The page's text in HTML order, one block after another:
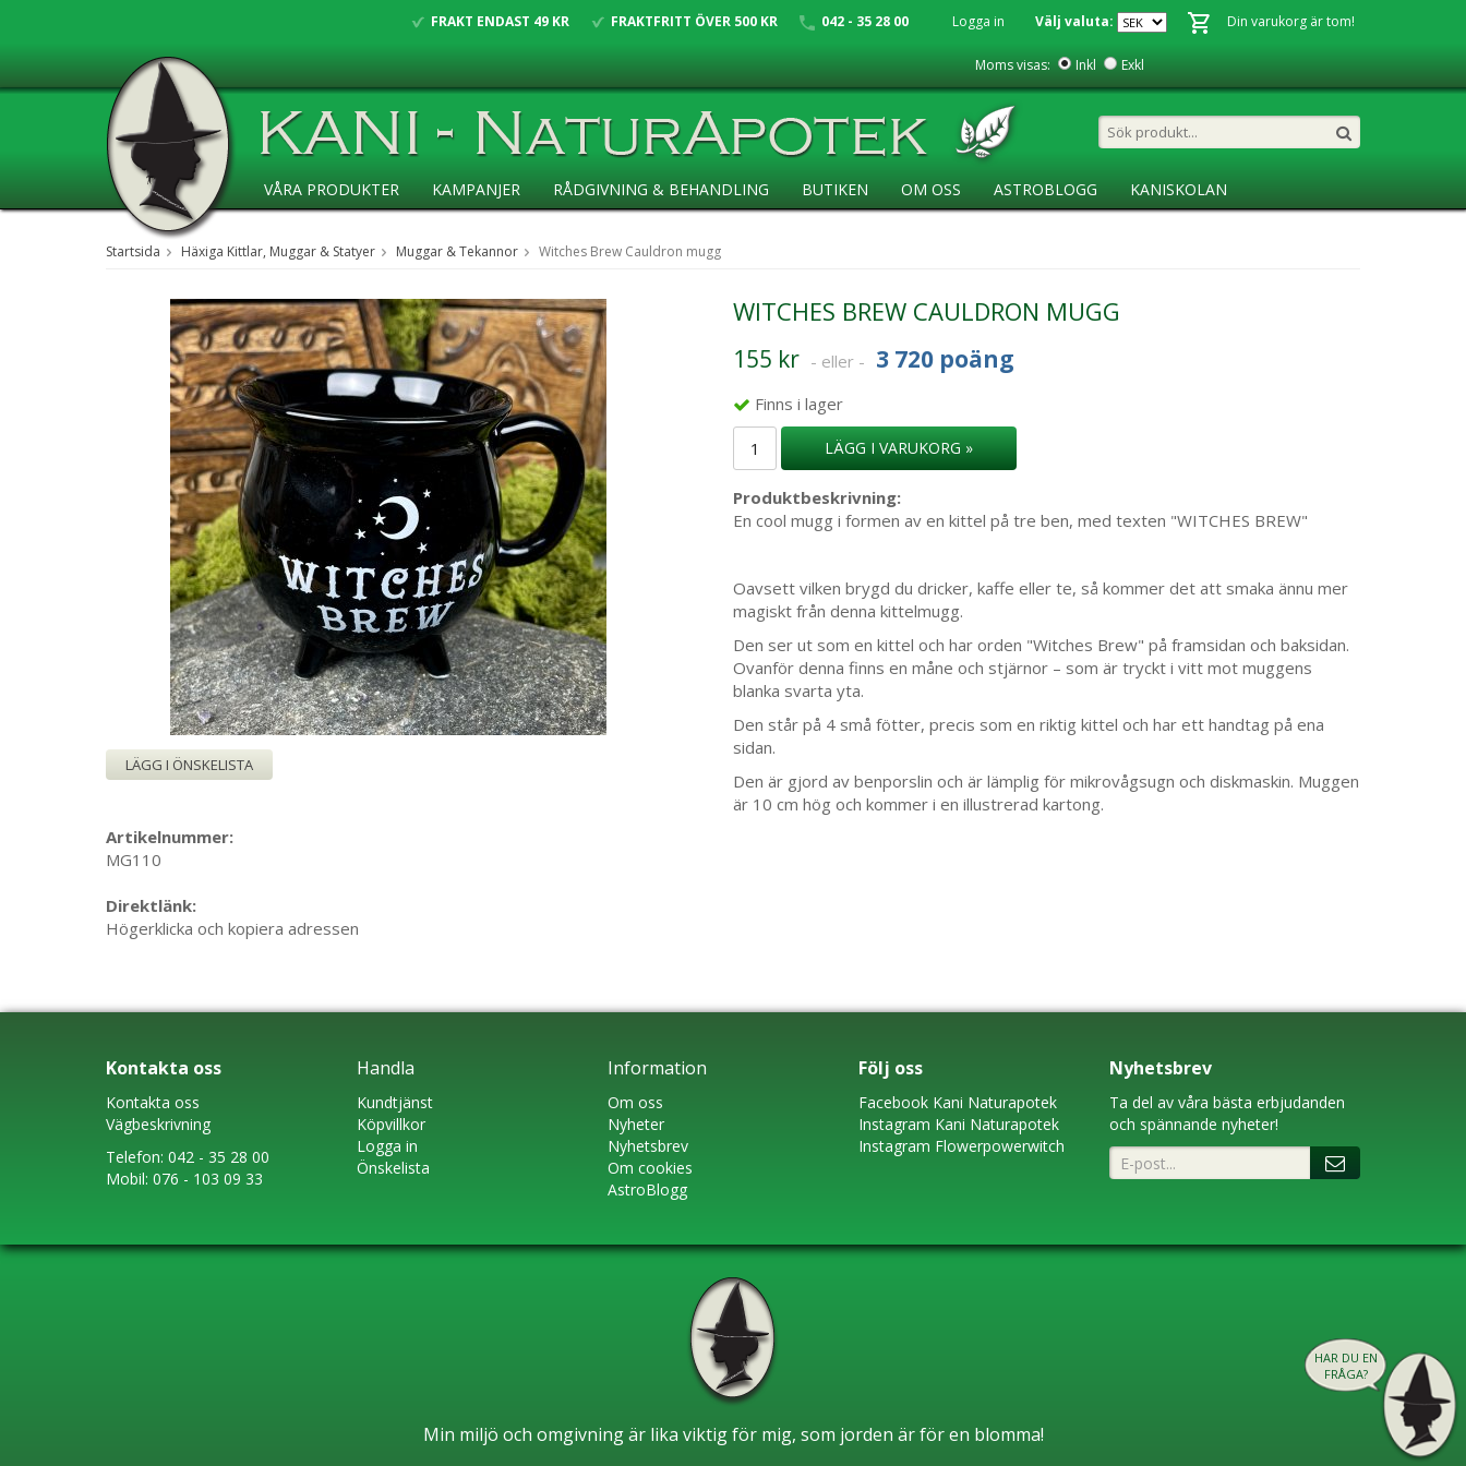
HAR DU EN
FRÅGA?
FRAKT ENDAST 49 KR FRAKTFRITT ÖVER 500 KR 042 - 35 28 00 Din varukorg är tom!
Logga in Välj valuta:
Moms visas: Inkl Exkl
VÅRA PRODUKTER KAMPANJER RÅDGIVNING & BEHANDLING BUTIKEN OM OSS ASTROBLOGG KANISKOLAN
Startsida Häxiga Kittlar, Muggar & Statyer Muggar & Tekannor Witches Brew Cauldron mugg
WITCHES BREW CAULDRON MUGG
155 kr - eller - 3 720 poäng
Finns i lager
LÄGG I VARUKORG »
Produktbeskrivning:
En cool mugg i formen av en kittel på tre ben, med texten "WITCHES BREW"
Oavsett vilken brygd du dricker, kaffe eller te, så kommer det att smaka ännu mer
magiskt från denna kittelmugg.
Den ser ut som en kittel och har orden "Witches Brew" på framsidan och baksidan.
Ovanför denna finns en måne och stjärnor – som är tryckt i vitt mot muggens
blanka svarta yta.
Den står på 4 små fötter, precis som en riktig kittel och har ett handtag på ena
sidan.
Den är gjord av benporslin och är lämplig för mikrovågsugn och diskmaskin. Muggen
är 10 cm hög och kommer i en illustrerad kartong.
LÄGG I ÖNSKELISTA
Artikelnummer:
MG110
Direktlänk:
Högerklicka och kopiera adressen
Kontakta oss
Kontakta oss
Vägbeskrivning
Telefon: 042 - 35 28 00
Mobil: 076 - 103 09 33
Handla
Kundtjänst
Köpvillkor
Logga in
Önskelista
Information
Om oss
Nyheter
Nyhetsbrev
Om cookies
AstroBlogg
Följ oss
Facebook Kani Naturapotek
Instagram Kani Naturapotek
Instagram Flowerpowerwitch
Nyhetsbrev
Ta del av våra bästa erbjudanden
och spännande nyheter!
Min miljö och omgivning är lika viktig för mig, som jorden är för en blomma!